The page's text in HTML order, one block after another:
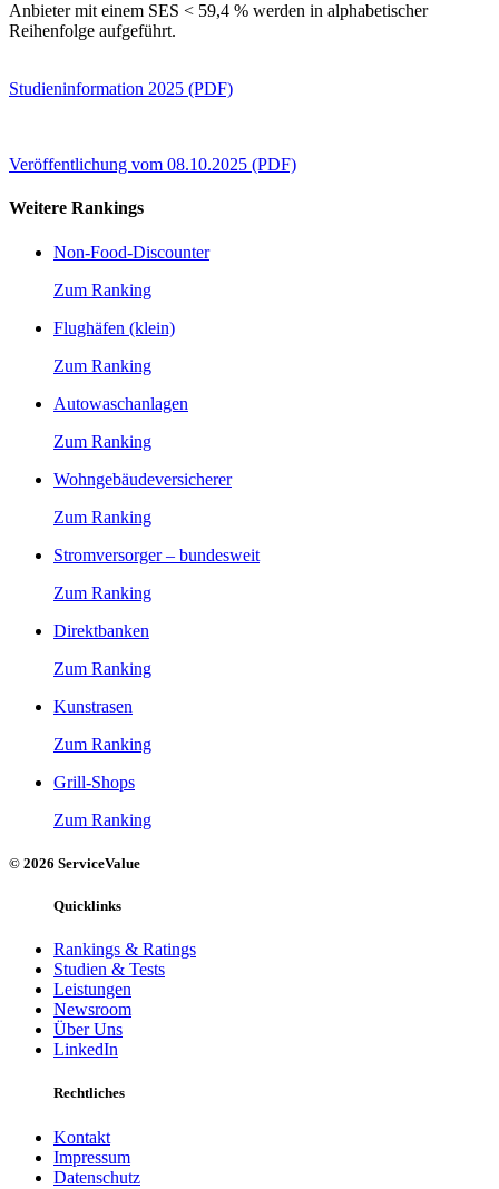
Anbieter mit einem SES < 59,4 % werden in alphabetischer
Reihenfolge aufgeführt.
Studieninformation 2025 (PDF)
Veröffentlichung vom 08.10.2025 (PDF)
Weitere Rankings
Non-Food-Discounter
Zum Ranking
Flughäfen (klein)
Zum Ranking
Autowaschanlagen
Zum Ranking
Wohngebäudeversicherer
Zum Ranking
Stromversorger – bundesweit
Zum Ranking
Direktbanken
Zum Ranking
Kunstrasen
Zum Ranking
Grill-Shops
Zum Ranking
© 2026 ServiceValue
Quicklinks
Rankings & Ratings
Studien & Tests
Leistungen
Newsroom
Über Uns
LinkedIn
Rechtliches
Kontakt
Impressum
Datenschutz